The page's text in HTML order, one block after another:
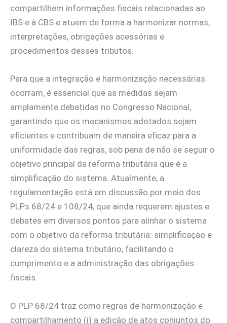
compartilhem informações fiscais relacionadas ao
IBS e à CBS e atuem de forma a harmonizar normas,
interpretações, obrigações acessórias e
procedimentos desses tributos.
Para que a integração e harmonização necessárias
ocorram, é essencial que as medidas sejam
amplamente debatidas no Congresso Nacional,
garantindo que os mecanismos adotados sejam
eficientes e contribuam de maneira eficaz para a
uniformidade das regras, sob pena de não se seguir o
objetivo principal da reforma tributária que é a
simplificação do sistema. Atualmente, a
regulamentação está em discussão por meio dos
PLPs 68/24 e 108/24, que ainda requerem ajustes e
debates em diversos pontos para alinhar o sistema
com o objetivo da reforma tributária: simplificação e
clareza do sistema tributário, facilitando o
cumprimento e a administração das obrigações
fiscais.
O PLP 68/24 traz como regras de harmonização e
compartilhamento (i) a edição de atos conjuntos do